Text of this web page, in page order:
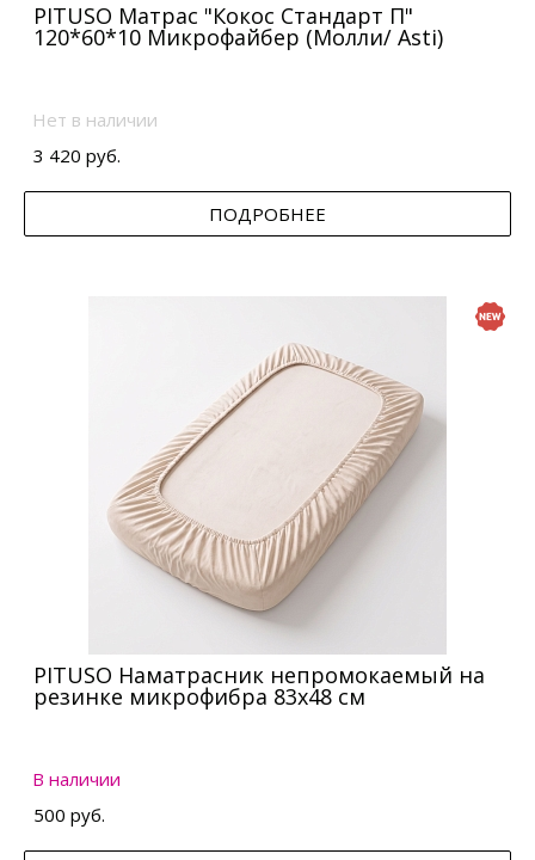
PITUSO Матрас "Кокос Стандарт П"
120*60*10 Микрофайбер (Молли/ Asti)
Нет в наличии
3 420 руб.
ПОДРОБНЕЕ
PITUSO Наматрасник непромокаемый на
резинке микрофибра 83х48 см
В наличии
500 руб.